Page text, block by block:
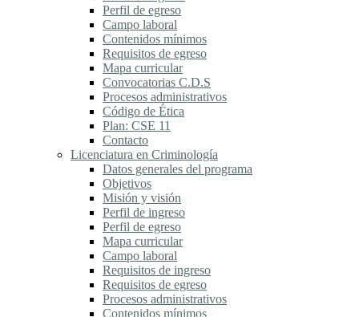
Perfil de egreso
Campo laboral
Contenidos mínimos
Requisitos de egreso
Mapa curricular
Convocatorias C.D.S
Procesos administrativos
Código de Ética
Plan: CSE 11
Contacto
Licenciatura en Criminología
Datos generales del programa
Objetivos
Misión y visión
Perfil de ingreso
Perfil de egreso
Mapa curricular
Campo laboral
Requisitos de ingreso
Requisitos de egreso
Procesos administrativos
Contenidos mínimos